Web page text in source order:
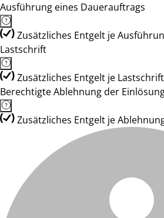
Ausführung eines Dauerauftrags
Zusätzliches Entgelt je
Lastschrift
Zusätzliches Entgelt je
Berechtigte Ablehnung der
Zusätzliches Entgelt je